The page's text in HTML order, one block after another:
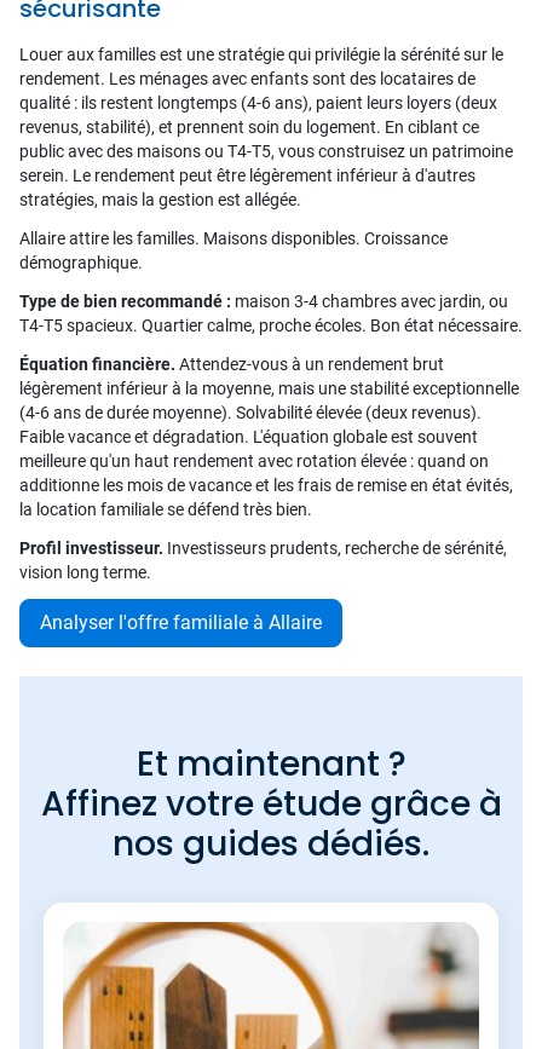
sécurisante
Louer aux familles est une stratégie qui privilégie la sérénité sur le
rendement. Les ménages avec enfants sont des locataires de
qualité : ils restent longtemps (4-6 ans), paient leurs loyers (deux
revenus, stabilité), et prennent soin du logement. En ciblant ce
public avec des maisons ou T4-T5, vous construisez un patrimoine
serein. Le rendement peut être légèrement inférieur à d'autres
stratégies, mais la gestion est allégée.
Allaire attire les familles. Maisons disponibles. Croissance
démographique.
Type de bien recommandé : maison 3-4 chambres avec jardin, ou
T4-T5 spacieux. Quartier calme, proche écoles. Bon état nécessaire.
Équation financière. Attendez-vous à un rendement brut
légèrement inférieur à la moyenne, mais une stabilité exceptionnelle
(4-6 ans de durée moyenne). Solvabilité élevée (deux revenus).
Faible vacance et dégradation. L'équation globale est souvent
meilleure qu'un haut rendement avec rotation élevée : quand on
additionne les mois de vacance et les frais de remise en état évités,
la location familiale se défend très bien.
Profil investisseur. Investisseurs prudents, recherche de sérénité,
vision long terme.
Analyser l'offre familiale à Allaire
Et maintenant ?
Affinez votre étude grâce à
nos guides dédiés.